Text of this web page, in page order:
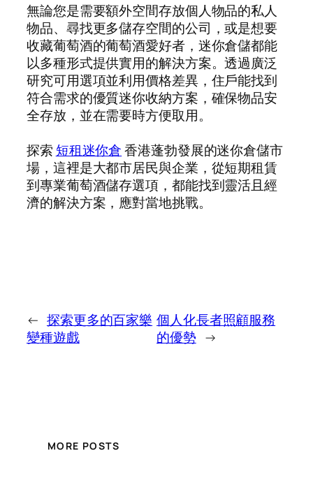
無論您是需要額外空間存放個人物品的私人
物品、尋找更多儲存空間的公司，或是想要
收藏葡萄酒的葡萄酒愛好者，迷你倉儲都能
以多種形式提供實用的解決方案。透過廣泛
研究可用選項並利用價格差異，住戶能找到
符合需求的優質迷你收納方案，確保物品安
全存放，並在需要時方便取用。
探索 短租迷你倉香港蓬勃發展的迷你倉儲市
場，這裡是大都市居民與企業，從短期租賃
到專業葡萄酒儲存選項，都能找到靈活且經
濟的解決方案，應對當地挑戰。
← 探索更多的百家樂
變種遊戲
個人化長者照顧服務
的優勢 →
MORE POSTS